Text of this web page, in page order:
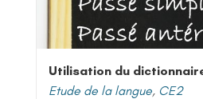
Utilisation du
Etude de la langue, CE2